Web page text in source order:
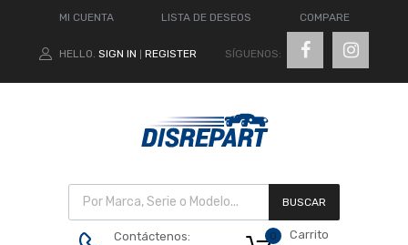
MI CUENTA LISTA DE DESEOS COMPARE
HELLO. SIGN IN REGISTER SÍGUENOS:
BUSCAR
Contáctenos: Carrito
0